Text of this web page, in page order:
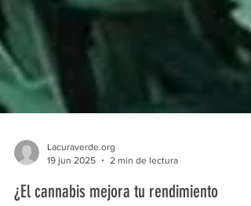
19 jun 2025
2 min de lectura